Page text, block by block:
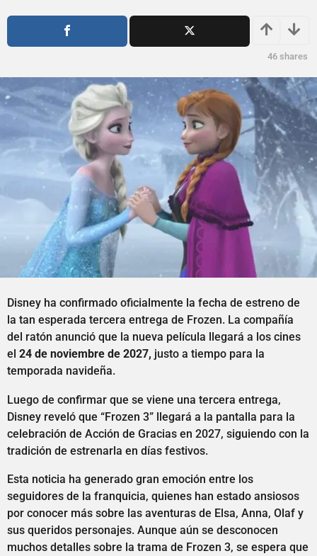
o
o
s
46 shares
Disney ha confirmado oficialmente la fecha de estreno de
la tan esperada tercera entrega de Frozen. La compañía
del ratón anunció que la nueva película llegará a los cines
el 24 de noviembre de 2027, justo a tiempo para la
temporada navideña.
Luego de confirmar que se viene una tercera entrega,
Disney reveló que “Frozen 3” llegará a la pantalla para la
celebración de Acción de Gracias en 2027, siguiendo con la
tradición de estrenarla en días festivos.
Esta noticia ha generado gran emoción entre los
seguidores de la franquicia, quienes han estado ansiosos
por conocer más sobre las aventuras de Elsa, Anna, Olaf y
sus queridos personajes. Aunque aún se desconocen
muchos detalles sobre la trama de Frozen 3, se espera que